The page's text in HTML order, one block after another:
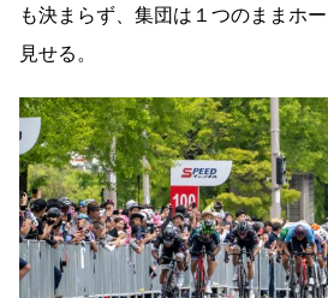
も決まらず、集団は１つのままホ
見せる。